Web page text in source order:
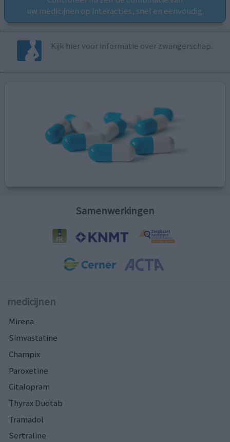
uw medicijnen op interacties, snel en eenvoudig.
Kijk hier voor informatie over zwangerschap.
Samenwerkingen
medicijnen
Mirena
Simvastatine
Champix
Paroxetine
Citalopram
Thyrax Duotab
Tramadol
Sertraline